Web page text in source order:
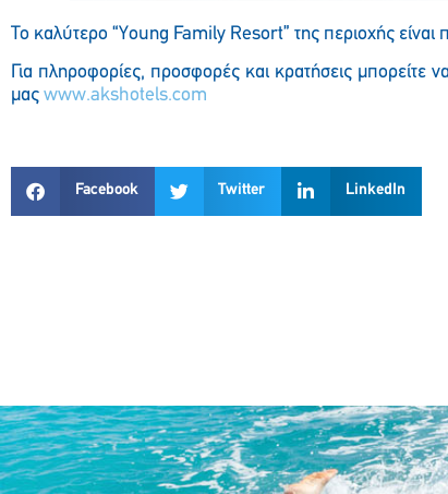
Το καλύτερο “Young Family Resort” της περιοχής είναι
Για πληροφορίες, προσφορές και κρατήσεις μπορείτε να
μας www.akshotels.com
Facebook Twitter LinkedIn